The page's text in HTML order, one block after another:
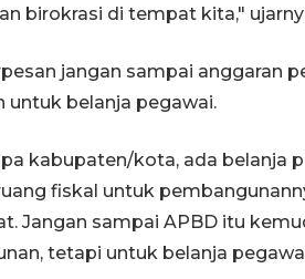
birokrasi di tempat kita,"
jangan sampai anggaran
untuk belanja pegawai.
kabupaten/kota, ada belanja
fiskal untuk
Jangan sampai APBD itu
tetapi untuk belanja